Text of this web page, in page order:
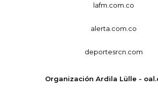
lafm.com.co
alerta.com.co
deportesrcn.com
Organización Ardila Lülle -